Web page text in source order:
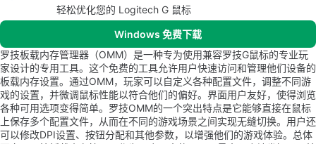
轻松优化您的 Logitech G 鼠标
Windows 免费下载
罗技板载内存管理器（OMM）是一种专为使用兼容罗技G鼠标的专业玩
家设计的专用工具。这个免费的工具允许用户快速访问和管理他们设备的
板载内存设置。通过OMM，玩家可以自定义各种配置文件，调整不同游
戏的设置，并微调鼠标性能以符合他们的偏好。界面用户友好，使得浏览
各种可用选项变得简单。罗技OMM的一个突出特点是它能够直接在鼠标
上保存多个配置文件，从而在不同的游戏场景之间实现无缝切换。用户还
可以修改DPI设置、按钮分配和其他参数，以增强他们的游戏体验。总体